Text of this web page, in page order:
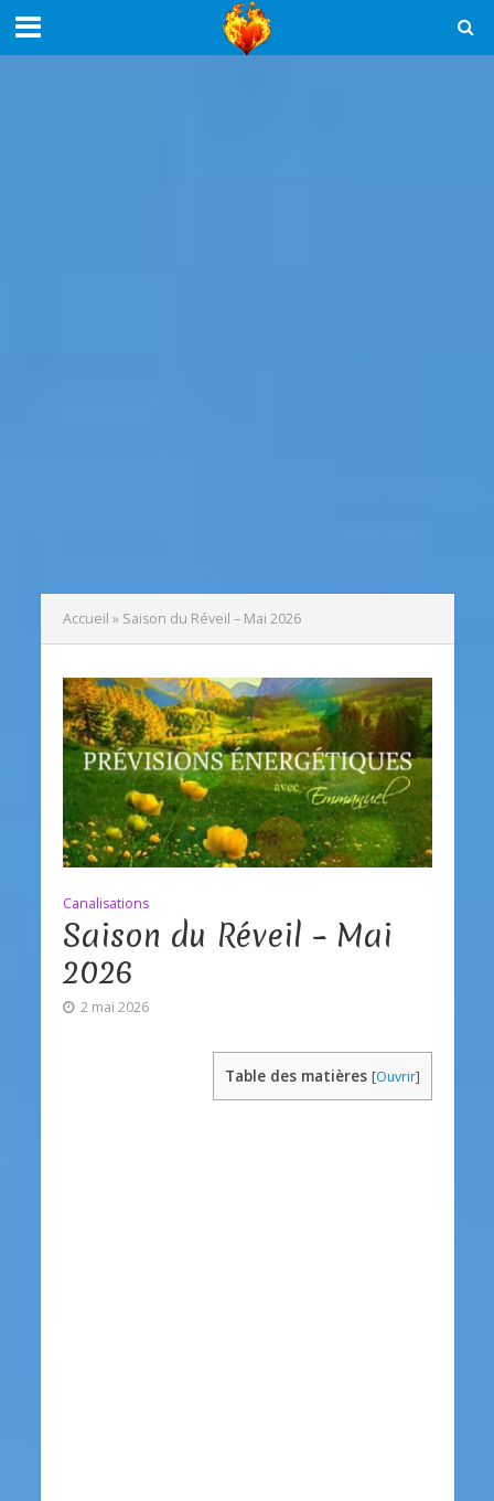
Accueil » Saison du Réveil – Mai 2026
Canalisations
Saison du Réveil – Mai
2026
2 mai 2026
Table des matières [Ouvrir]